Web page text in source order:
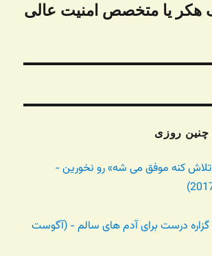
هکر یا متخصص امنیت عالی
روزی
کنه موفق می شه» رو نخورین -
درست برای آدم های سالم - (آگوست